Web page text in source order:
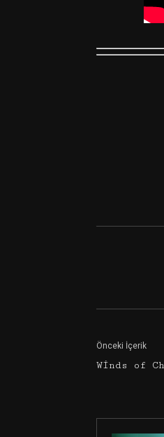
Önceki İçerik
Winds of